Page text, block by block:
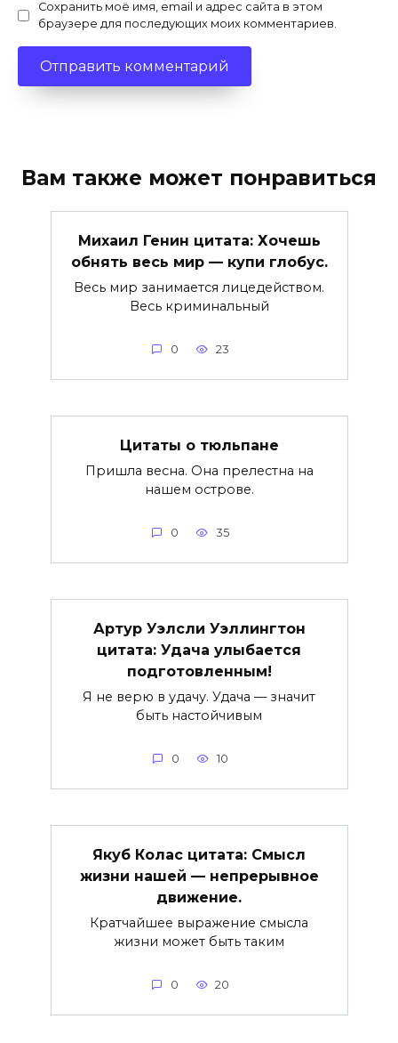
Сохранить моё имя, email и адрес сайта в этом
браузере для последующих моих комментариев.
Вам также может понравиться
Михаил Генин цитата: Хочешь
обнять весь мир — купи глобус.
Весь мир занимается лицедейством.
Весь криминальный
0 23
Цитаты о тюльпане
Пришла весна. Она прелестна на
нашем острове.
0 35
Артур Уэлсли Уэллингтон
цитата: Удача улыбается
подготовленным!
Я не верю в удачу. Удача — значит
быть настойчивым
0 10
Якуб Колас цитата: Смысл
жизни нашей — непрерывное
движение.
Кратчайшее выражение смысла
жизни может быть таким
0 20